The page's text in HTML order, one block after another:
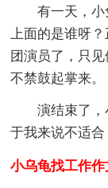
有一天，小兔
上面的是谁呀
团演员了，只
不禁鼓起掌来。
演结束了，
于我来说不适
小乌龟找工作作